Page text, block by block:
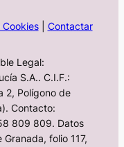
| Contactar
Legal:
S.A.. C.I.F.:
2, Polígono de
Contacto:
809 809. Datos
folio 117,